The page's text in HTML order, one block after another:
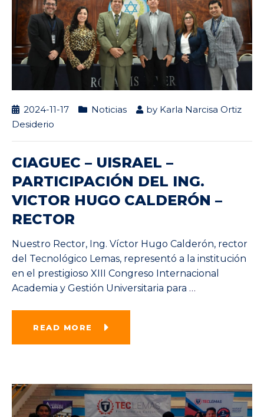
2024-11-17 Noticias by Karla Narcisa Ortiz
Desiderio
CIAGUEC – UISRAEL –
PARTICIPACIÓN DEL ING.
VICTOR HUGO CALDERÓN –
RECTOR
Nuestro Rector, Ing. Víctor Hugo Calderón, rector
del Tecnológico Lemas, representó a la institución
en el prestigioso XIII Congreso Internacional
Academia y Gestión Universitaria para …
READ MORE